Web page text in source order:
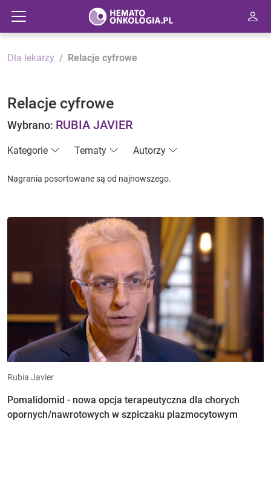
Dla lekarzy Relacje cyfrowe
Relacje cyfrowe
Wybrano: RUBIA JAVIER
Kategorie Tematy Autorzy
Nagrania posortowane są od najnowszego.
Rubia Javier
Pomalidomid - nowa opcja terapeutyczna dla chorych
opornych/nawrotowych w szpiczaku plazmocytowym